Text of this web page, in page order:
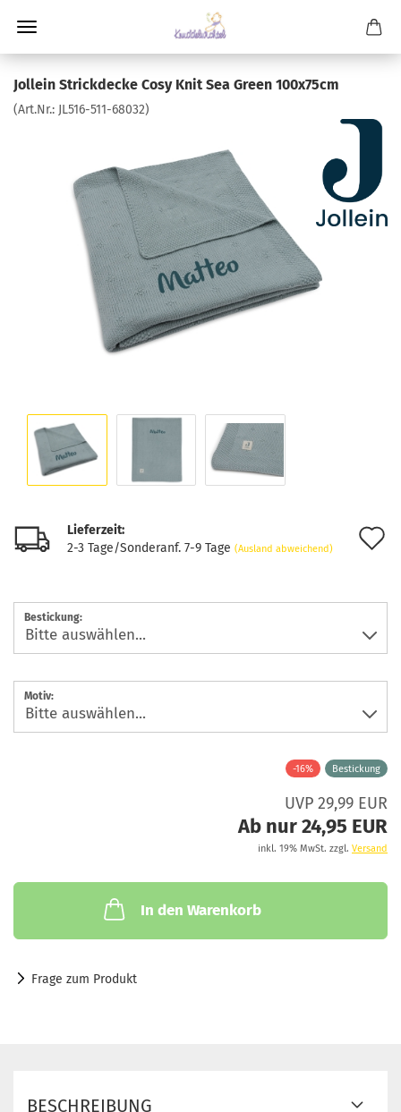
Jollein Strickdecke Cosy Knit Sea Green 100x75cm
(Art.Nr.: JL516-511-68032)
Lieferzeit:
2-3 Tage/Sonderanf. 7-9 Tage (Ausland abweichend)
Bestickung:
Motiv:
-16% Bestickung
UVP 29,99 EUR
Ab nur 24,95 EUR
inkl. 19% MwSt. zzgl. Versand
In den Warenkorb
Frage zum Produkt
BESCHREIBUNG